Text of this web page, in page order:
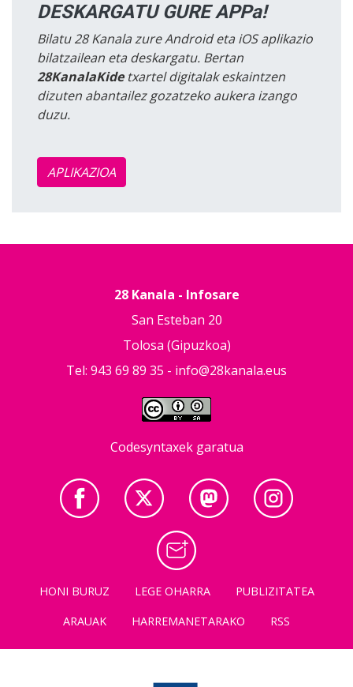
DESKARGATU GURE APPa!
Bilatu 28 Kanala zure Android eta iOS aplikazio
bilatzailean eta deskargatu. Bertan
28KanalaKidetxartel digitalak eskaintzen
dizuten abantailez gozatzeko aukera izango
duzu.
APLIKAZIOA
28 Kanala - Infosare
San Esteban 20
Tolosa (Gipuzkoa)
Tel: 943 69 89 35 - info@28kanala.eus
Codesyntaxek garatua
HONI BURUZ LEGE OHARRA
PUBLIZITATEA
ARAUAK
HARREMANETARAKO RSS